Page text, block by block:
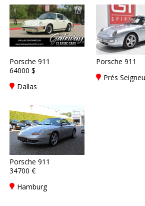
Porsche 911
64000 $
Dallas
Porsche 911
Prés
Porsche 911
34700 €
Hamburg